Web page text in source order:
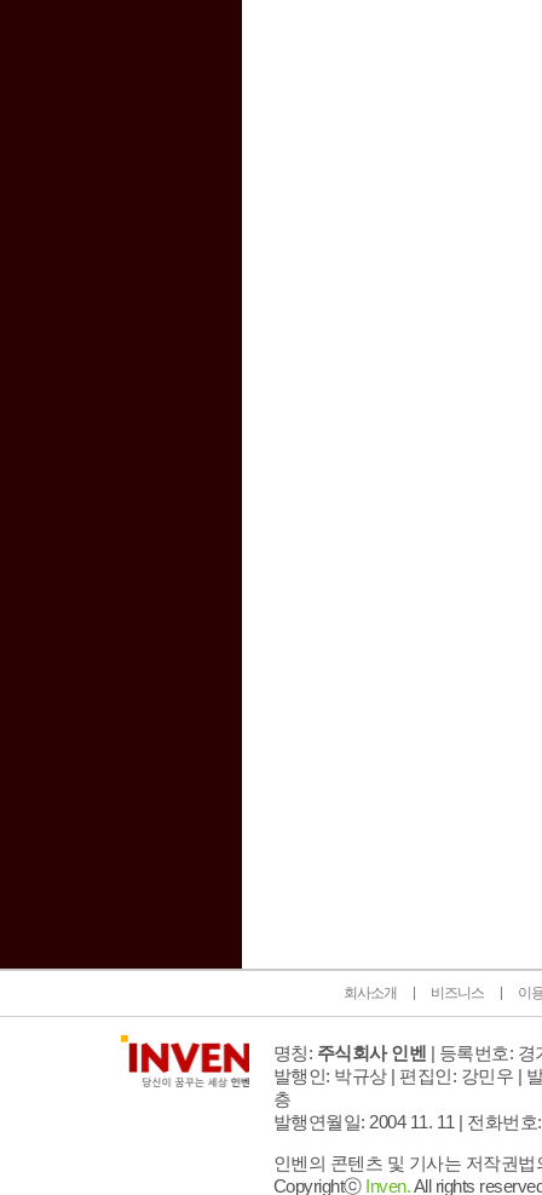
회사소개 비즈니스 이
명칭: 주식회사 인벤 | 등록번호: 경
발행인: 박규상 | 편집인: 강민우 |
층
발행연월일: 2004 11. 11 | 전화번호
인벤의 콘텐츠 및 기사는 저작권
Copyrightⓒ Inven.All rights